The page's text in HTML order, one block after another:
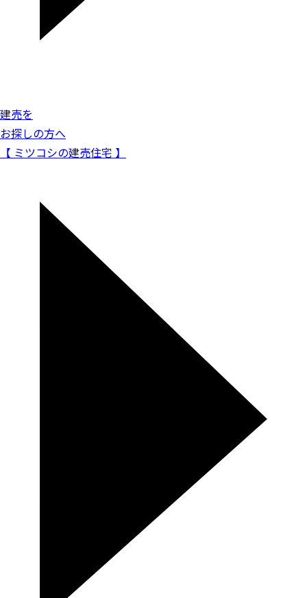
建売を
お探しの方へ
【 ミツコシの建売住宅 】